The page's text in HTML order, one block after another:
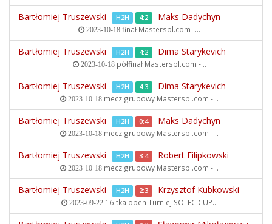
Bartłomiej Truszewski H2H 4:2 Maks Dadychyn
2023-10-18 finał Masterspl.com -...
Bartłomiej Truszewski H2H 4:2 Dima Starykevich
2023-10-18półfinał Masterspl.com -...
Bartłomiej Truszewski H2H 4:3 Dima Starykevich
2023-10-18 mecz grupowy Masterspl.com -...
Bartłomiej Truszewski H2H 0:4 Maks Dadychyn
2023-10-18 mecz grupowy Masterspl.com -...
Bartłomiej Truszewski H2H 3:4 Robert Filipkowski
2023-10-18 mecz grupowy Masterspl.com -...
Bartłomiej Truszewski H2H 2:3 Krzysztof Kubkowski
2023-09-2216-tka open Turniej SOLEC CUP...